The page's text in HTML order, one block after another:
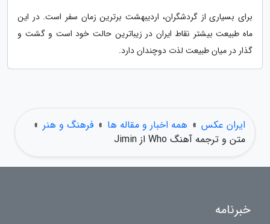
برای بسیاری از گردشگران، اردیبهشت برترین زمان سفر است. در این
ماه طبیعت بیشتر نقاط ایران در زیباترین حالت خود است و گشت و
گذار در میان طبیعت لذت دوچندان دارد.
ایران عکس » همه اخبار و مقاله ها » فرهنگ و هنر »
متن و ترجمه آهنگ Who از Jimin
خبرنامه